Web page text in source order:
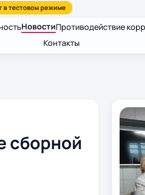
НовостиПротиводействие
Контакты
сборной